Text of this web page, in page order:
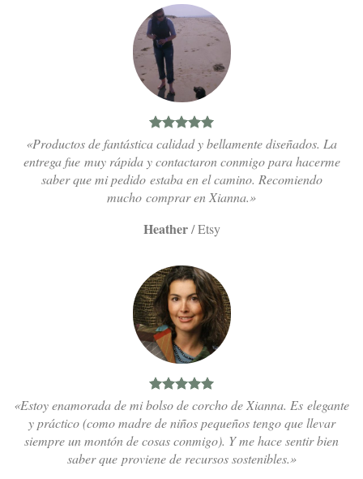
«Productos de fantástica calidad y bellamente diseñados. La
entrega fue muy rápida y contactaron conmigo para hacerme
saber que mi pedido estaba en el camino. Recomiendo
mucho comprar en Xianna.»
Heather /Etsy
«Estoy enamorada de mi bolso de corcho de Xianna. Es elegante
y práctico (como madre de niños pequeños tengo que llevar
siempre un montón de cosas conmigo). Y me hace sentir bien
saber que proviene de recursos sostenibles.»